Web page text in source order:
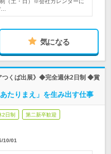
気になる
つくば出展》◆完全週休2日制 ◆賞
たりまえ」を生み出す仕事
2日制 第二新卒歓迎
10/01